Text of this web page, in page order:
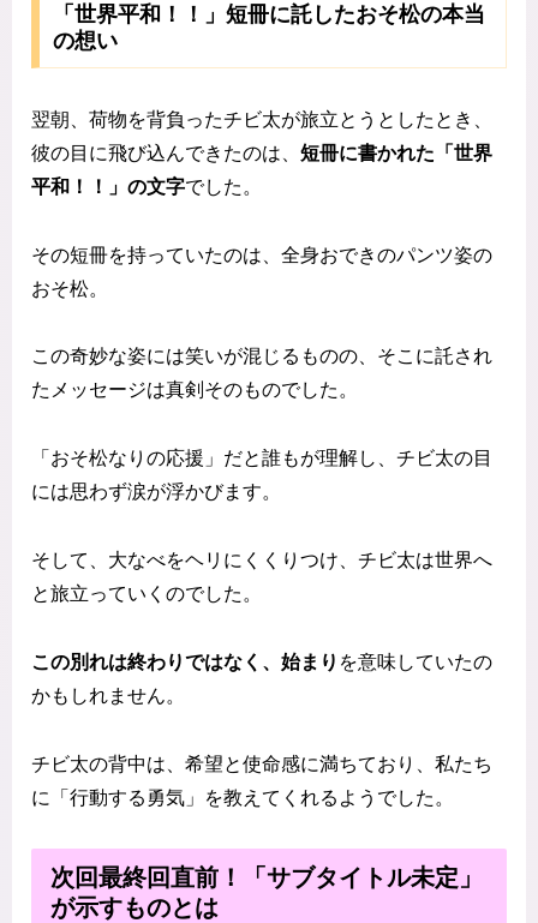
「世界平和！！」短冊に託したおそ松の本当
の想い
翌朝、荷物を背負ったチビ太が旅立とうとしたとき、
彼の目に飛び込んできたのは、 短冊に書かれた「世界
平和！！」の文字でした。
その短冊を持っていたのは、全身おできのパンツ姿の
おそ松。
この奇妙な姿には笑いが混じるものの、そこに託され
たメッセージは真剣そのものでした。
「おそ松なりの応援」だと誰もが理解し、チビ太の目
には思わず涙が浮かびます。
そして、大なべをヘリにくくりつけ、チビ太は世界へ
と旅立っていくのでした。
この別れは終わりではなく、始まり を意味していたの
かもしれません。
チビ太の背中は、希望と使命感に満ちており、私たち
に「行動する勇気」を教えてくれるようでした。
次回最終回直前！「サブタイトル未定」
が示すものとは